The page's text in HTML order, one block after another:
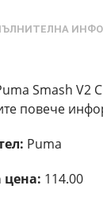
Smash V2
повече
Puma
цена: 114.00